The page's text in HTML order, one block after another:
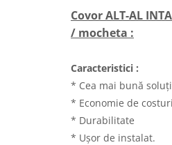
instalare in sapa EcoTwin-S
exterior, alei, rampe 30W/ml
exterior 20W/ml
Covor ALT-AL
/ mocheta :
Caracteristici :
* Cea mai bună
* Economie de
* Durabilitate
* Ușor de instalat.